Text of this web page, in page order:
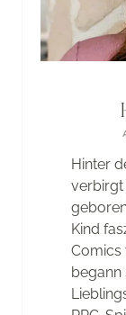
Hinter
verbirgt
Kind
Comics
begann